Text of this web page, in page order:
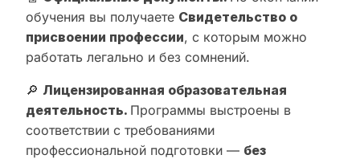
обучения вы получаете Свидетельство о
присвоении профессии, с которым можно
работать легально и без сомнений.
🔎 Лицензированная образовательная
деятельность. Программы выстроены в
соответствии с требованиями
профессиональной подготовки — без